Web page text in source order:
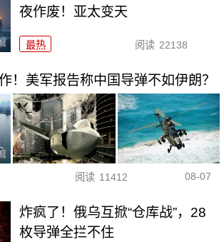
夜作废！亚太变天
最热 阅读 22138
！美军报告称中国导弹不如伊朗？
阅读 11412 08-07
炸疯了！俄乌互掀“仓库战”，28
枚导弹全拦不住